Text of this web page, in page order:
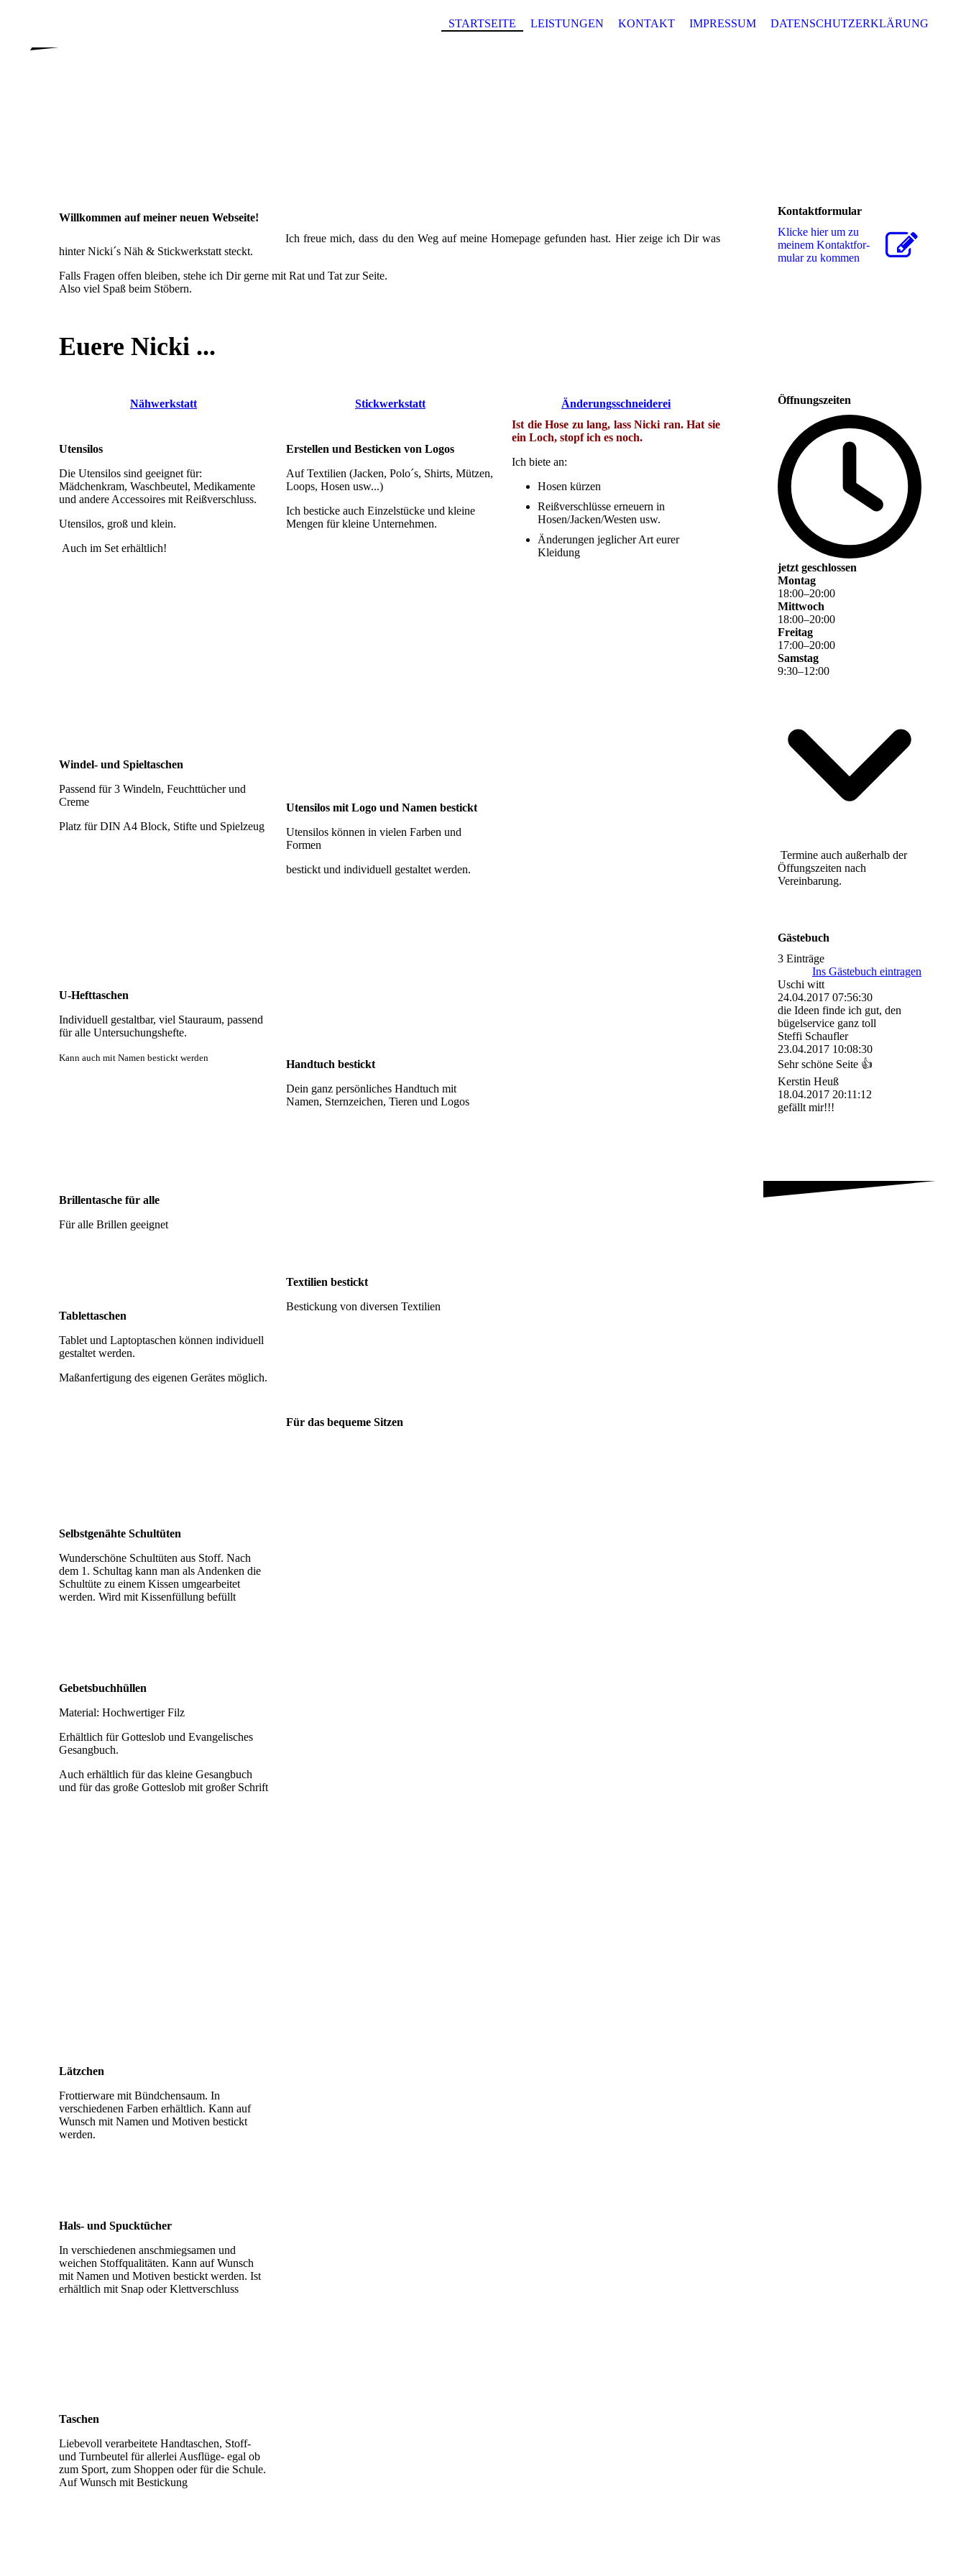
STARTSEITE LEISTUNGEN KONTAKT IMPRESSUM DATENSCHUTZERKLÄRUNG
Willkommen auf meiner neuen Webseite!
Ich freue mich, dass du den Weg auf meine Homepage gefunden hast. Hier zeige ich Dir was
hinter Nicki´s Näh & Stickwerkstatt steckt.
Falls Fragen offen bleiben, stehe ich Dir gerne mit Rat und Tat zur Seite.
Also viel Spaß beim Stöbern.
Euere Nicki ...
Nähwerkstatt
Utensilos
Die Utensilos sind geeignet für:
Mädchenkram, Waschbeutel, Medikamente
und andere Accessoires mit Reißverschluss.
Utensilos, groß und klein.
Auch im Set erhältlich!
Windel- und Spieltaschen
Passend für 3 Windeln, Feuchttücher und
Creme
Platz für DIN A4 Block, Stifte und Spielzeug
U-Hefttaschen
Individuell gestaltbar, viel Stauraum, passend
für alle Untersuchungshefte.
Kann auch mit Namen bestickt werden
Brillentasche für alle
Für alle Brillen geeignet
Tablettaschen
Tablet und Laptoptaschen können individuell
gestaltet werden.
Maßanfertigung des eigenen Gerätes möglich.
Selbstgenähte Schultüten
Wunderschöne Schultüten aus Stoff. Nach
dem 1. Schultag kann man als Andenken die
Schultüte zu einem Kissen umgearbeitet
werden. Wird mit Kissenfüllung befüllt
Gebetsbuchhüllen
Material: Hochwertiger Filz
Erhältlich für Gotteslob und Evangelisches
Gesangbuch.
Auch erhältlich für das kleine Gesangbuch
und für das große Gotteslob mit großer Schrift
Lätzchen
Frottierware mit Bündchensaum. In
verschiedenen Farben erhältlich. Kann auf
Wunsch mit Namen und Motiven bestickt
werden.
Hals- und Spucktücher
In verschiedenen anschmiegsamen und
weichen Stoffqualitäten. Kann auf Wunsch
mit Namen und Motiven bestickt werden. Ist
erhältlich mit Snap oder Klettverschluss
Taschen
Liebevoll verarbeitete Handtaschen, Stoff-
und Turnbeutel für allerlei Ausflüge- egal ob
zum Sport, zum Shoppen oder für die Schule.
Auf Wunsch mit Bestickung
Stickwerkstatt
Erstellen und Besticken von Logos
Auf Textilien (Jacken, Polo´s, Shirts, Mützen,
Loops, Hosen usw...)
Ich besticke auch Einzelstücke und kleine
Mengen für kleine Unternehmen.
Utensilos mit Logo und Namen bestickt
Utensilos können in vielen Farben und
Formen
bestickt und individuell gestaltet werden.
Handtuch bestickt
Dein ganz persönliches Handtuch mit
Namen, Sternzeichen, Tieren und Logos
Textilien bestickt
Bestickung von diversen Textilien
Für das bequeme Sitzen
Änderungsschneiderei
Ist die Hose zu lang, lass Nicki ran. Hat sie
ein Loch, stopf ich es noch.
Ich biete an:
Hosen kürzen
Reißverschlüsse erneuern in
Hosen/Jacken/Westen usw.
Änderungen jeglicher Art eurer
Kleidung
Kontaktformular
Klicke hier um zu
meinem Kon­takt­for­
mu­lar zu kommen
Öffnungszeiten
jetzt geschlossen
Montag
18:00–20:00
Mittwoch
18:00–20:00
Freitag
17:00–20:00
Samstag
9:30–12:00
Termine auch außerhalb der
Öffungszeiten nach
Vereinbarung.
Gästebuch
3 Einträge
Ins Gästebuch eintragen
Uschi witt
24.04.2017 07:56:30
die Ideen finde ich gut, den
bügelservice ganz toll
Steffi Schaufler
23.04.2017 10:08:30
Sehr schöne Seite 👍
Kerstin Heuß
18.04.2017 20:11:12
gefällt mir!!!